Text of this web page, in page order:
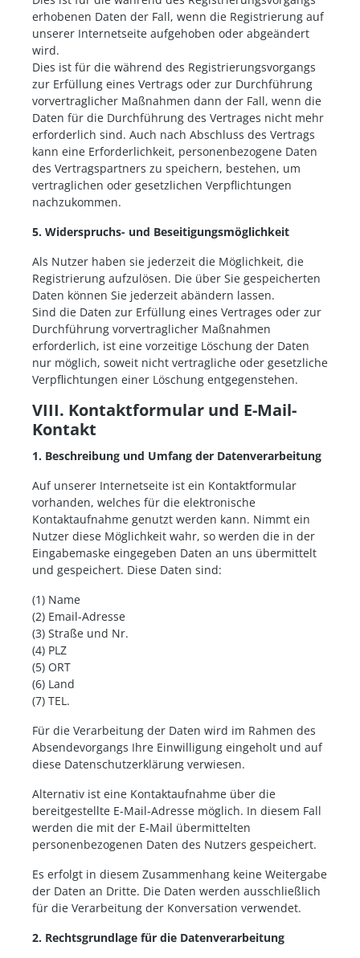
erhobenen Daten der Fall, wenn die Registrierung auf
unserer Internetseite aufgehoben oder abgeändert
wird.
Dies ist für die während des Registrierungsvorgangs
zur Erfüllung eines Vertrags oder zur Durchführung
vorvertraglicher Maßnahmen dann der Fall, wenn die
Daten für die Durchführung des Vertrages nicht mehr
erforderlich sind. Auch nach Abschluss des Vertrags
kann eine Erforderlichkeit, personenbezogene Daten
des Vertragspartners zu speichern, bestehen, um
vertraglichen oder gesetzlichen Verpflichtungen
nachzukommen.
5. Widerspruchs- und Beseitigungsmöglichkeit
Als Nutzer haben sie jederzeit die Möglichkeit, die
Registrierung aufzulösen. Die über Sie gespeicherten
Daten können Sie jederzeit abändern lassen.
Sind die Daten zur Erfüllung eines Vertrages oder zur
Durchführung vorvertraglicher Maßnahmen
erforderlich, ist eine vorzeitige Löschung der Daten
nur möglich, soweit nicht vertragliche oder gesetzliche
Verpflichtungen einer Löschung entgegenstehen.
VIII. Kontaktformular und E-Mail-
Kontakt
1. Beschreibung und Umfang der Datenverarbeitung
Auf unserer Internetseite ist ein Kontaktformular
vorhanden, welches für die elektronische
Kontaktaufnahme genutzt werden kann. Nimmt ein
Nutzer diese Möglichkeit wahr, so werden die in der
Eingabemaske eingegeben Daten an uns übermittelt
und gespeichert. Diese Daten sind:
(1) Name
(2) Email-Adresse
(3) Straße und Nr.
(4) PLZ
(5) ORT
(6) Land
(7) TEL.
Für die Verarbeitung der Daten wird im Rahmen des
Absendevorgangs Ihre Einwilligung eingeholt und auf
diese Datenschutzerklärung verwiesen.
Alternativ ist eine Kontaktaufnahme über die
bereitgestellte E-Mail-Adresse möglich. In diesem Fall
werden die mit der E-Mail übermittelten
personenbezogenen Daten des Nutzers gespeichert.
Es erfolgt in diesem Zusammenhang keine Weitergabe
der Daten an Dritte. Die Daten werden ausschließlich
für die Verarbeitung der Konversation verwendet.
2. Rechtsgrundlage für die Datenverarbeitung